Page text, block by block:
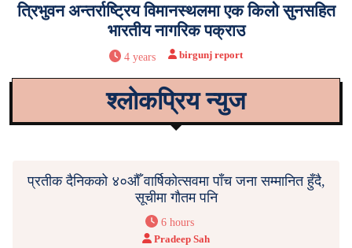
त्रिभुवन अन्तर्राष्ट्रिय विमानस्थलमा एक किलो सुनसहित
भारतीय नागरिक पक्राउ
4 years birgunj report
श्लोकप्रिय न्युज
प्रतीक दैनिकको ४०औँ वार्षिकोत्सवमा पाँच जना सम्मानित हुँदै,
सूचीमा गौतम पनि
6 hours
Pradeep Sah